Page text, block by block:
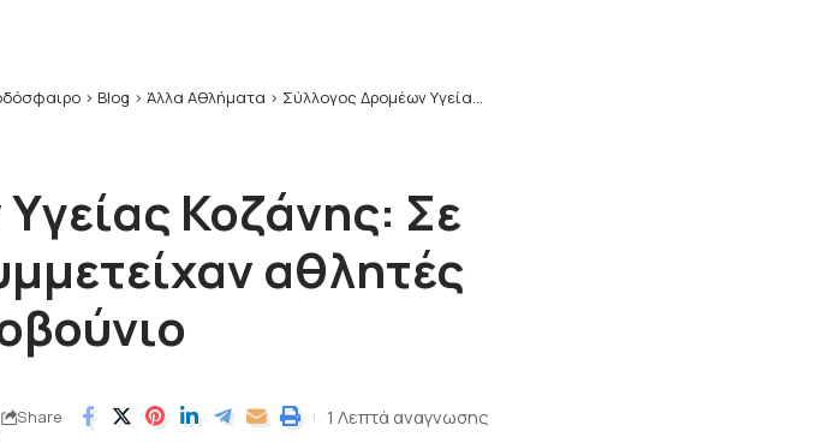
> Blog > Άλλα Αθλήματα > Σύλλογος Δρομέων Υγείας Κοζάνης: Σε διεθνείς αγώνες συμμετείχαν αθλητές σε Ιταλία και Μαυροβούνιο
Κοζάνης: Σε
αθλητές
Share 1 Λεπτά αναγνωσης